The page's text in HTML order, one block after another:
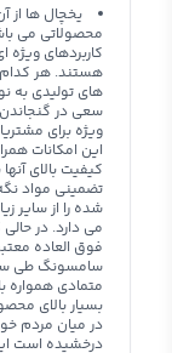
RT81
یخچال ها از
محصولاتی می
کاربردهای ویژه
هستند. هر
های تولیدی به
سعی در گنجاندن
ویژه برای
این امکانات
کیفیت بالای
تضمینی مواد
شده را از سایر
می دارد. در
فوق العاده
سامسونگ طی
متمادی همواره
بسیار بالای
در میان مردم
درخشیده است